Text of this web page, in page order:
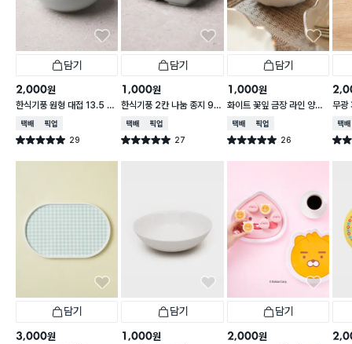
담기
2,000원
한식기풍 원형 대접 13.5 c
m
택배배송매장픽업
별점 5.0점 29
건 작성
담기
1,000원
한식기풍 2칸 나눔 종지 9 c
m
택배배송매장픽업
별점 5.0점 27
건 작성
담기
1,000원
화이트 꽃잎 금장 라인 양각
종지 10 cm
택배배송매장픽업
별점 5.0점 26
건 작성
무광
접
택배
별점
담기
3,000원
담기
1,000원
담기
2,000원